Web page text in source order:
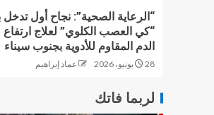
“الرعاية الصحية”: نجاح أول تدخل
“كي العصب الكلوي” لعلاج
الدم المقاوم للأدوية بجنوب سيناء
28 يونيو، 2026 عماد إبراهيم
لربما فاتك